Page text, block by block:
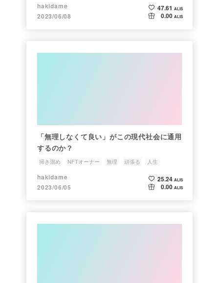
hakidame
2023/06/08
47.61 ALIS
0.00 ALIS
「無理しなくて良い」がこの現代社会に通用
するのか？
掃き溜め NFTオーナー 無理 頑張る 人生
hakidame
2023/06/05
25.24 ALIS
0.00 ALIS